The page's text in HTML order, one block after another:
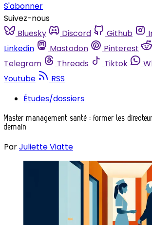
S'abonner
Suivez-nous
Bluesky
Discord Github
Linkedin
Mastodon Pinterest
Telegram
Threads Tiktok
Youtube
RSS
Études/dossiers
Master management santé : former les
demain
ParJuliette Viatte